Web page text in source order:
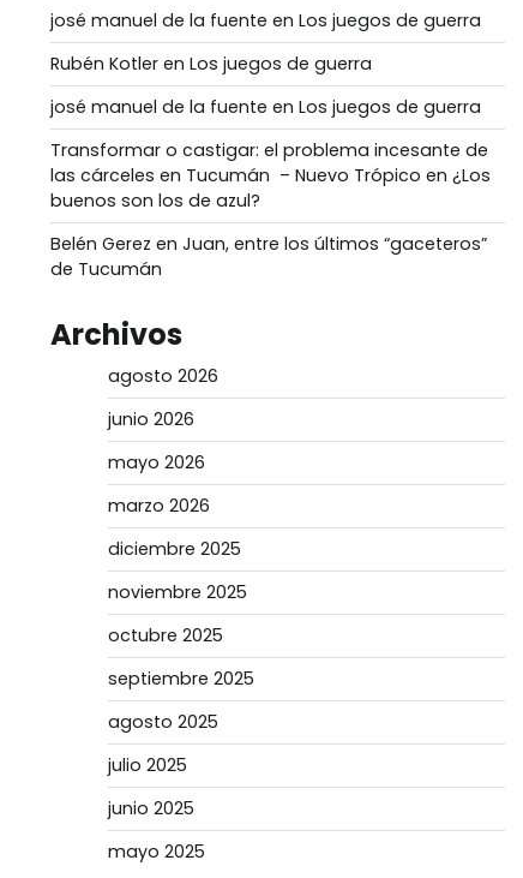
josé manuel de la fuente en Los juegos de guerra
Rubén Kotleren Los juegos de guerra
josé manuel de la fuente en Los juegos de guerra
Transformar o castigar: el problema incesante de
las cárceles en Tucumán – Nuevo Trópico en ¿Los
buenos son los de azul?
Belén Gerez en Juan, entre los últimos “gaceteros”
de Tucumán
Archivos
agosto 2026
junio 2026
mayo 2026
marzo 2026
diciembre 2025
noviembre 2025
octubre 2025
septiembre 2025
agosto 2025
julio 2025
junio 2025
mayo 2025